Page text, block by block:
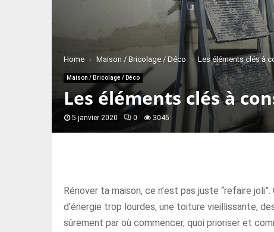
Home Maison / Bricolage / Déco Les éléments clés à
Maison / Bricolage / Déco
Les éléments clés à
5 janvier 2020 0 3045
Rénover ta maison, ce n’est pas juste “refaire
d’énergie trop lourdes, une toiture vieillissante,
sûrement par où commencer, quoi prioriser et